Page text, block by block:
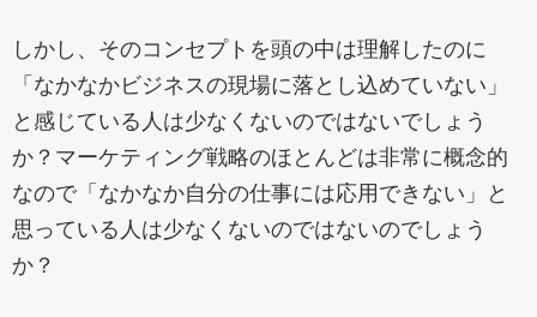
しかし、そのコンセプトを頭の中は理解したのに
「なかなかビジネスの現場に落とし込めていない」
と感じている人は少なくないのではないでしょう
か？マーケティング戦略のほとんどは非常に概念的
なので「なかなか自分の仕事には応用できない」と
思っている人は少なくないのではないのでしょう
か？